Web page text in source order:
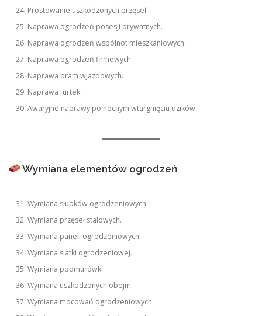
Prostowanie uszkodzonych przęseł.
Naprawa ogrodzeń posesji prywatnych.
Naprawa ogrodzeń wspólnot mieszkaniowych.
Naprawa ogrodzeń firmowych.
Naprawa bram wjazdowych.
Naprawa furtek.
Awaryjne naprawy po nocnym wtargnięciu dzików.
Wymiana elementów ogrodzeń
Wymiana słupków ogrodzeniowych.
Wymiana przęseł stalowych.
Wymiana paneli ogrodzeniowych.
Wymiana siatki ogrodzeniowej.
Wymiana podmurówki.
Wymiana uszkodzonych obejm.
Wymiana mocowań ogrodzeniowych.